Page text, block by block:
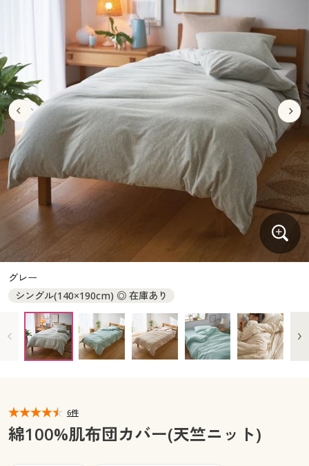
ジュニア・ティーンズ下着
キッチン・雑貨・日用品
寝具・インテリア・家具通販すべて
家具・収納
寝具・ベッド
カーテン・ラグ・ファブリック
美容・健康通販すべて
美容・健康・サプリメント
制服・スクール
制服・スクールすべて
制服・学生服
ジュニア・ティーンズ下着
大きいサイズ
大きいサイズ通販すべて
大きいサイズ レディース服
大きいサイズ レディース下着
大きいサイズ メンズ
大きいサイズ 事務・制服
バーゲン
バーゲンセール
シークレットセール
詳細検索
商品カテゴリ一覧
カタログ
カタログ・チラシからのご注文
デジタルカタログ
カタログ無料プレゼント
マイページ
キッチン・雑貨・日用品
寝具・ベッド
カーテン・ラグ・ファブリック
美容・健康通販すべて
美容・健康・サプリメント
制服・スクールすべて
制服・学生服
ジュニア・ティーンズ下着
大きいサイズ
大きいサイズ通販すべて
大きいサイズ レディース服
大きいサイズ レディース下着
大きいサイズ メンズ
大きいサイズ 事務・制服
バーゲン
バーゲンセール
シークレットセール
詳細検索
商品カテゴリ一覧
カタログ
カタログ・チラシからのご注文
デジタルカタログ
カタログ無料プレゼント
会員メニュー
閲覧履歴
グレー
シングル(140×190cm) ◎ 在庫あり
6件
綿100%肌布団カバー(天竺ニット)